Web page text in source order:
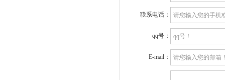
联系电话：
qq号：
E-mail：